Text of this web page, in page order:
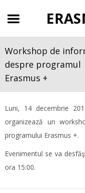
Workshop de
despre programul
Erasmus +
Luni, 14 decembrie
organizează un
programului Erasmus +.
Evenimentul se va
ora 15:00.